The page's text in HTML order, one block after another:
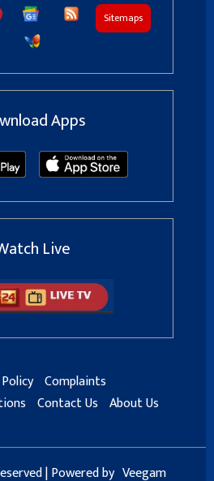
Sitemaps
Apps
Live
Complaints
Contact Us About Us
| Powered by Veegam